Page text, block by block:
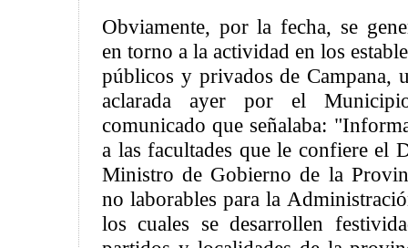
Obviamente, por la fecha, se
en torno a la actividad en los
públicos y privados de Campana,
aclarada ayer por el
comunicado que señalaba:
a las facultades que le confiere el
Ministro de Gobierno de la
no laborables para la
los cuales se desarrollen